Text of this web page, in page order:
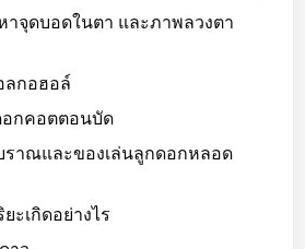
จุดบอดในตา และภาพลวงตา
ลกอฮอล์
อกคอตตอนบัด
ราณและของเล่นลูกดอกหลอด
ะเกิดอย่างไร